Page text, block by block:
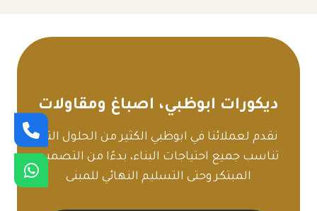
ديكورات ابوظبي، اصباغ ومقاولات
نقدم لعملائنا في ابوظبي الكثير من الحلول التي
تناسب جميع احتياجات البناء، بدءًا من التصميم
المبتكر وحتى التسليم النهائي للمبنى